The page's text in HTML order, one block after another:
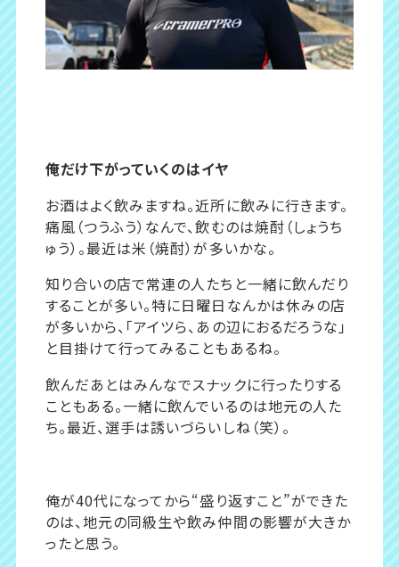
俺だけ下がっていくのはイヤ
お酒はよく飲みますね。近所に飲みに行きます。
痛風（つうふう）なんで、飲むのは焼酎（しょうち
ゅう）。最近は米（焼酎）が多いかな。
知り合いの店で常連の人たちと一緒に飲んだり
することが多い。特に日曜日なんかは休みの店
が多いから、「アイツら、あの辺におるだろうな」
と目掛けて行ってみることもあるね。
飲んだあとはみんなでスナックに行ったりする
こともある。一緒に飲んでいるのは地元の人た
ち。最近、選手は誘いづらいしね（笑）。
俺が40代になってから“盛り返すこと”ができた
のは、地元の同級生や飲み仲間の影響が大きか
ったと思う。